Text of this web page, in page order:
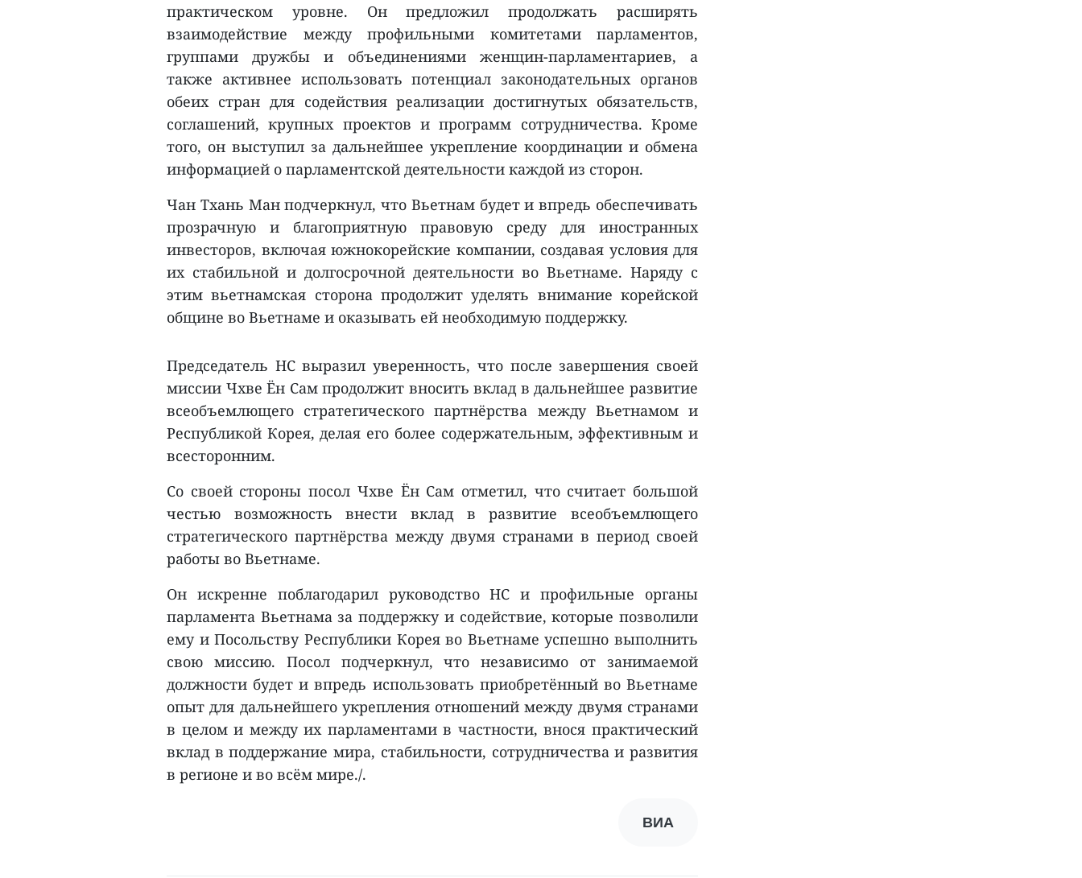
практическом уровне. Он предложил продолжать расширять
взаимодействие между профильными комитетами парламентов,
группами дружбы и объединениями женщин-парламентариев, а
также активнее использовать потенциал законодательных органов
обеих стран для содействия реализации достигнутых обязательств,
соглашений, крупных проектов и программ сотрудничества. Кроме
того, он выступил за дальнейшее укрепление координации и обмена
информацией о парламентской деятельности каждой из сторон.
Чан Тхань Ман подчеркнул, что Вьетнам будет и впредь обеспечивать
прозрачную и благоприятную правовую среду для иностранных
инвесторов, включая южнокорейские компании, создавая условия для
их стабильной и долгосрочной деятельности во Вьетнаме. Наряду с
этим вьетнамская сторона продолжит уделять внимание корейской
общине во Вьетнаме и оказывать ей необходимую поддержку.
Председатель НС выразил уверенность, что после завершения своей
миссии Чхве Ён Сам продолжит вносить вклад в дальнейшее развитие
всеобъемлющего стратегического партнёрства между Вьетнамом и
Республикой Корея, делая его более содержательным, эффективным и
всесторонним.
Со своей стороны посол Чхве Ён Сам отметил, что считает большой
честью возможность внести вклад в развитие всеобъемлющего
стратегического партнёрства между двумя странами в период своей
работы во Вьетнаме.
Он искренне поблагодарил руководство НС и профильные органы
парламента Вьетнама за поддержку и содействие, которые позволили
ему и Посольству Республики Корея во Вьетнаме успешно выполнить
свою миссию. Посол подчеркнул, что независимо от занимаемой
должности будет и впредь использовать приобретённый во Вьетнаме
опыт для дальнейшего укрепления отношений между двумя странами
в целом и между их парламентами в частности, внося практический
вклад в поддержание мира, стабильности, сотрудничества и развития
в регионе и во всём мире./.
ВИА